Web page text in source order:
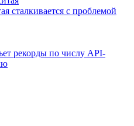
сталкивается с проблемой
рекорды по числу API-